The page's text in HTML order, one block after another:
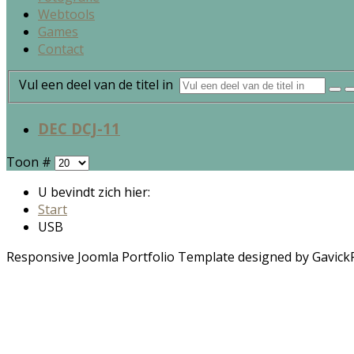
Webtools
Games
Contact
Vul een deel van de titel in
DEC DCJ-11
Toon #
U bevindt zich hier:
Start
USB
Responsive Joomla Portfolio Template designed by